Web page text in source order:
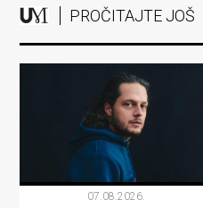
PROČITAJTE JOŠ
07.08.2026.